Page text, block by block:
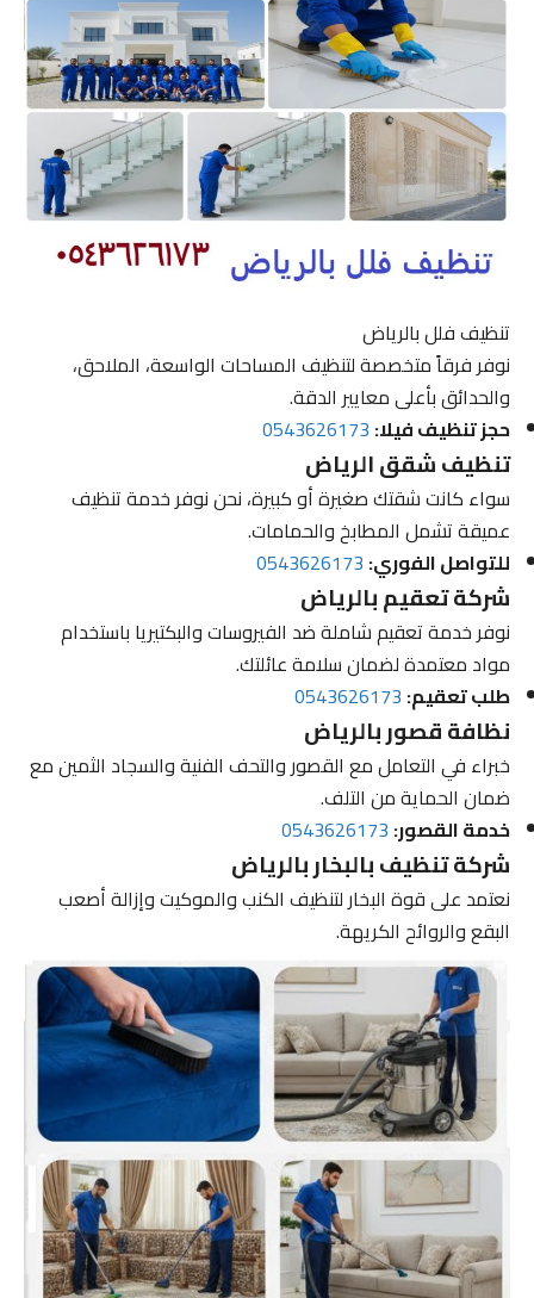
تنظيف فلل بالرياض
نوفر فرقاً متخصصة لتنظيف المساحات الواسعة، الملاحق،
والحدائق بأعلى معايير الدقة.
حجز تنظيف فيلا:0543626173
تنظيف شقق الرياض
سواء كانت شقتك صغيرة أو كبيرة، نحن نوفر خدمة تنظيف
عميقة تشمل المطابخ والحمامات.
للتواصل الفوري:0543626173
شركة تعقيم بالرياض
نوفر خدمة تعقيم شاملة ضد الفيروسات والبكتيريا باستخدام
مواد معتمدة لضمان سلامة عائلتك.
طلب تعقيم:0543626173
نظافة قصور بالرياض
خبراء في التعامل مع القصور والتحف الفنية والسجاد الثمين مع
ضمان الحماية من التلف.
خدمة القصور:0543626173
شركة تنظيف بالبخار بالرياض
نعتمد على قوة البخار لتنظيف الكنب والموكيت وإزالة أصعب
البقع والروائح الكريهة.